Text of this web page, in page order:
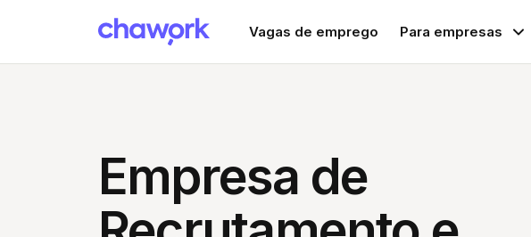
Vagas de emprego Para empresas
Empresa de